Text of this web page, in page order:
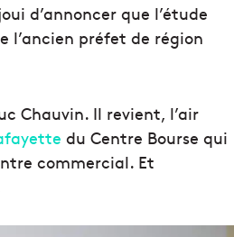
d’annoncer que l’étude
l’ancien préfet de région
Chauvin. Il revient, l’air
du Centre Bourse qui
commercial. Et